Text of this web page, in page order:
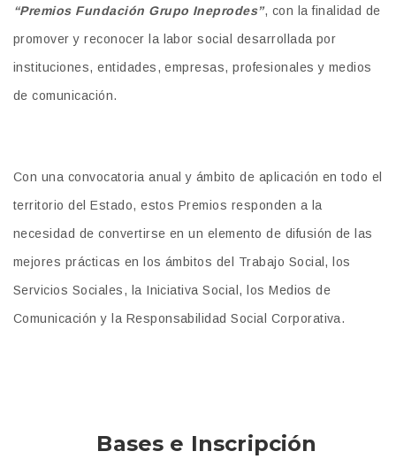
“Premios Fundación Grupo Ineprodes”, con la finalidad de
promover y reconocer la labor social desarrollada por
instituciones, entidades, empresas, profesionales y medios
de comunicación.
Con una convocatoria anual y ámbito de aplicación en todo el
territorio del Estado, estos Premios responden a la
necesidad de convertirse en un elemento de difusión de las
mejores prácticas en los ámbitos del Trabajo Social, los
Servicios Sociales, la Iniciativa Social, los Medios de
Comunicación y la Responsabilidad Social Corporativa.
Bases e Inscripción